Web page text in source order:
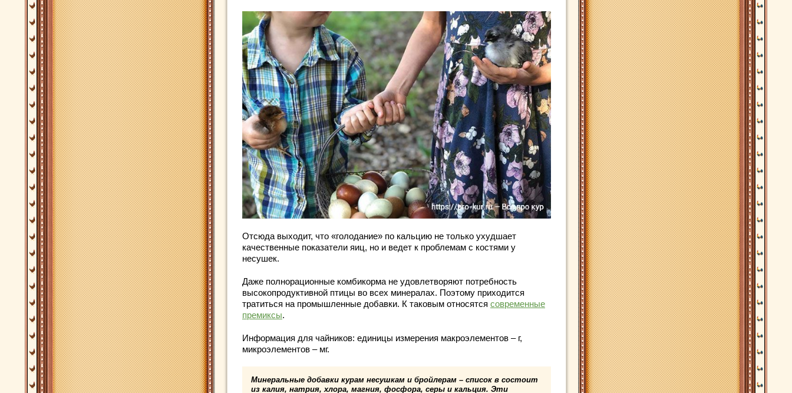
Отсюда выходит, что «голодание» по кальцию не только ухудшает
качественные показатели яиц, но и ведет к проблемам с костями у
несушек.
Даже полнорационные комбикорма не удовлетворяют потребность
высокопродуктивной птицы во всех минералах. Поэтому приходится
тратиться на промышленные добавки. К таковым относятся современные
премиксы.
Информация для чайников: единицы измерения макроэлементов – г,
микроэлементов – мг.
Минеральные добавки курам несушкам и бройлерам – список в состоит
из калия, натрия, хлора, магния, фосфора, серы и кальция. Эти